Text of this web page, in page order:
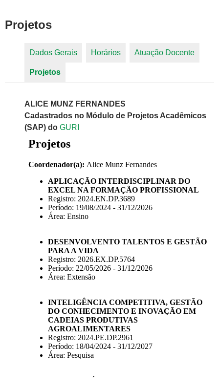
Projetos
Dados Gerais Horários Atuação Docente
Projetos
ALICE MUNZ FERNANDES
Cadastrados no Módulo de Projetos Acadêmicos
(SAP) do GURI